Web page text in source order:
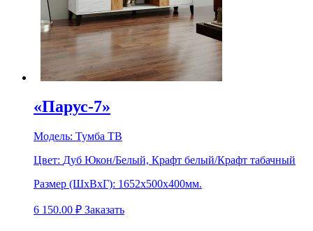
«Парус-7»
Модель: Тумба ТВ
Цвет: Дуб Юкон/Белый, Крафт белый/Крафт табачный
Размер (ШхВхГ): 1652х500х400мм.
6 150.00 ₽ Заказать